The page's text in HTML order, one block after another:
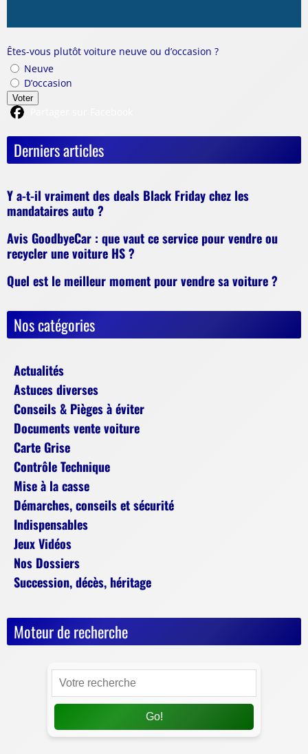
Êtes-vous plutôt voiture neuve ou d’occasion ?
Neuve
D’occasion
Voter
Derniers articles
Y a-t-il vraiment des deals Black Friday chez les
mandataires auto ?
Avis GoodbyeCar : que vaut ce service pour vendre ou
recycler une voiture HS ?
Quel est le meilleur moment pour vendre sa voiture ?
Nos catégories
Actualités
Astuces diverses
Conseils & Pièges à éviter
Documents vente voiture
Carte Grise
Contrôle Technique
Mise à la casse
Démarches, conseils et sécurité
Indispensables
Jeux Vidéos
Nos Dossiers
Succession, décès, héritage
Moteur de recherche
Go!